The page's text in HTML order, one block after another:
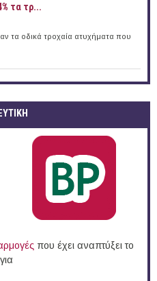
τα τρ...
τα οδικά τροχαία ατυχήματα που
που έχει αναπτύξει το